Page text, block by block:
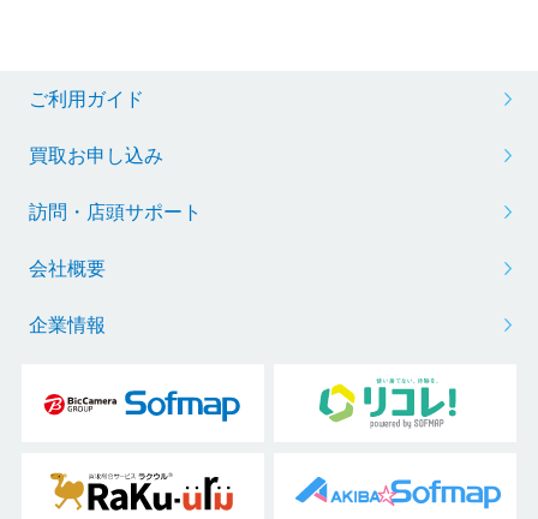
ご利用ガイド
買取お申し込み
訪問・店頭サポート
会社概要
企業情報